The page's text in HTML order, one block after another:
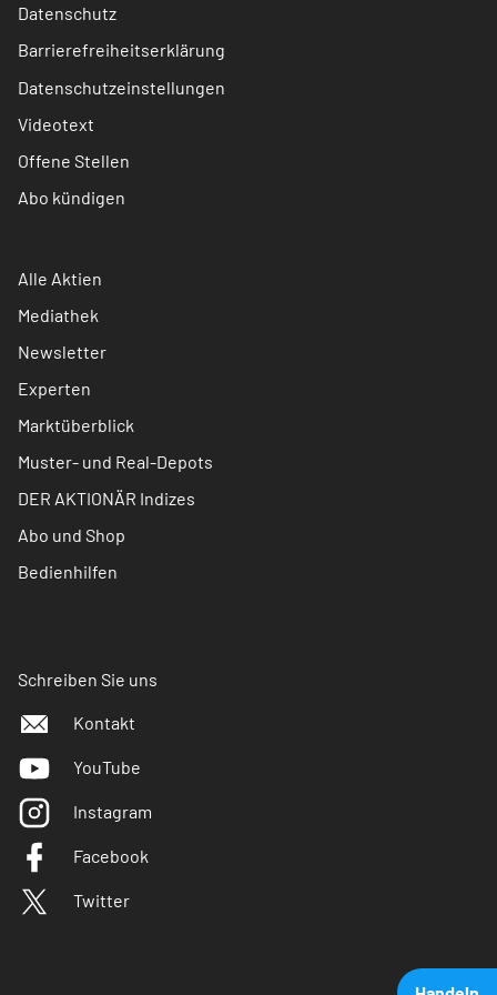
Datenschutz
Barrierefreiheitserklärung
Datenschutzeinstellungen
Videotext
Offene Stellen
Abo kündigen
Alle Aktien
Mediathek
Newsletter
Experten
Marktüberblick
Muster- und Real-Depots
DER AKTIONÄR Indizes
Abo und Shop
Bedienhilfen
Schreiben Sie uns
Kontakt
YouTube
Instagram
Facebook
Twitter